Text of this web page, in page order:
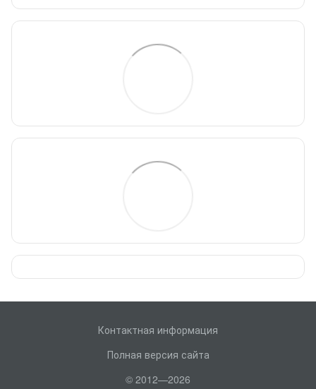
Контактная информация
Полная версия сайта
© 2012—2026